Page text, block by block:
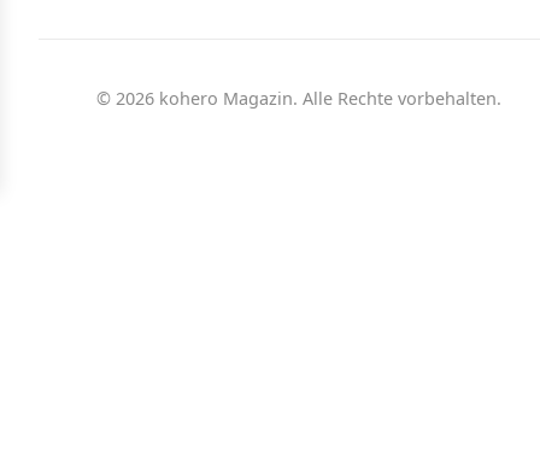
© 2026 kohero Magazin. Alle Rechte vorbehalten.